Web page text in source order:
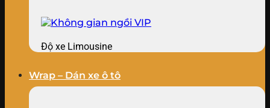
Độ xe Limousine
Wrap – Dán xe ô tô